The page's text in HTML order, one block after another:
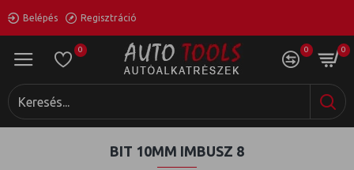
Belépés Regisztráció
0 0 0
BIT 10MM IMBUSZ 8